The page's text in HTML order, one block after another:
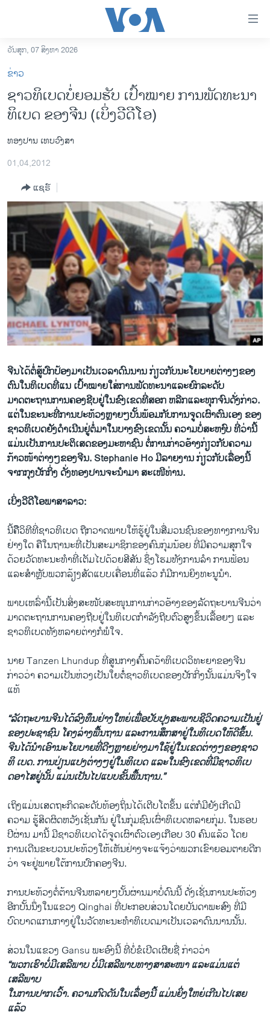
ເຂົ້າ
ຫາ
ຂ້າມ
ຂ້າມ
ຫາ
ຊອກ
ຄົ້ນ
ອາເມຣິກາ
ຂ່າວ​ຈີນ
ໂລກ
ເອເຊຍ
ອິດສະຫຼະພາບດ້ານການຂ່າວ
ຊີວິດຊາວລາວ
ຊຸມຊົນຊາວລາວ
ວິທະຍາສາດ-ເທັກໂນໂລຈີ
ທຸລະກິດ
ພາສາອັງກິດ
ວີດີໂອ
ສຽງ
ລາຍການກະຈາຍສຽງ
ລາຍງານ
ຕິດຕາມພວກເຮົາ ທີ່
ພາສາຕ່າງໆ
ວັນສຸກ, 07 ສິງຫາ 2026
ຂ່າວ
ຊາວທິເບດບໍ່ຍອມຮັບ ເປົ້າໝາຍ ການພັດທະນາ
ທິເບດ ຂອງຈີນ (ເບິ່ງວີດີໂອ)
ທອງປານ ເທບວົງສາ
01,04,2012
ແຊຣ໌
ຈີນໄດ້​ຕໍ່ສູ້​ປົກ​ປ້ອງ​ມາ​ເປັນ​ເວລາ​ດົນ​ນານ ກ່ຽວ​ກັບນະ​​ໂຍບາຍຕ່າງໆຂອງ
ຕົນ​​ໃນທິ​ເບ​ດທີ່​ແນ​ ເປົ້າໝາຍໃສ່​ການ​ພັດທະນາ​ແລະ​ຍົກ​ລະດັບ​
ມາດຕະຖານ​ການ​ຄອງ​ຊີບຢູ່​ໃນ​ຂົງເຂດທີ່ສອກ ຫລີກແລະ​​ທຸກ​ຈົນດັ່ງກ່າວ. ​
ແຕ່​ໃນ​ຂະນະ​ທີ່​ການ​ປະ​ທ້ວງ​ຫຼາຍໆ​ບັ້ນ​ພ້ອມ​ກັບ​ການ​ຈູດ​ເຜົາ​ຕົນ​ເອງ​ ຂອງ​
ຊາວ​ທິ​ເບ​ດຍັງ​ດຳ​ເນີນ​ຢູ່​ຕໍ່​ມາໃນ​ບາງຂົງ​ເຂດນັ້ນ ຄວາມ​ບໍ່ສະຫງົບ ທີ່​ວ່າ​ນີ້ ​
ແມ່ນ​ເປັນ​ການ​ປະຕິ​ເສດຂອງ​ມະຫາຊົນ ຕໍ່​ການ​ກ່າວ​ອ້າງ​ກ່ຽວ​ກັບ​ຄວາມ​
ກ້າວໜ້າ​ຕ່າງໆ​ຂອງຈີນ. Stephanie Ho ມີ​ລາຍ​ງານ​ ກ່ຽວ​ກັບ​ເລື່ອງ​ນີ້
ຈາກ​ກຸງ​ປັກ​ກິ່ງ ດັ່ງ​ທອງປານຈະ​ນຳມາ ສະ​ເໜີ​ທ່ານ​.
ເບິ່ງວີດີໂອພາສາລາວ:
ນີ້​ຄືືວິ​ທີ​ທີ່​ຊາວ​ທິ​ເບ​ດ ຖືກ​ວາດ​ພາບໃຫ້​ຮູ້​ຢູ່​ໃນ​ສື່​ມວນ​ຊົນ​ຂອງທາງ​ການ​ຈີນ
ຢ່າງ​ໃດ ຄືໃນ​ຖານະທີ່​ເປັນ​ສະມາຊິກ​ຂອງຄົນ​ກຸ່ມ​ນ້ອຍ ​ທີ່​ມີ​ຄວາມ​ສຸກ​ໃຈ
ດ້ວຍ​ວັດທະນະທໍາ​ທີ່ເຕັມ​ໄປ​ດ້ວຍ​ສີສັນ ຊຶ່ງ​ໂຮມ​ທັງການ​ລໍາ ການ​ຟ້ອນ ​
ແລະສຳ​ຫຼັບພວກ​ລ້ຽງສັດ​ແບບ​ເຄື່ອນ​ທີ່​ແລ້ວ ກໍ​ມີການ​ຍິງທະນູນຳ.
ພາບ​ເຫລົ່ານີ້​ເປັນ​ສິ່ງ​ສະ​ໜັບສະ​ໜຸນ​ການ​ກ່າວອ້າງ​ຂອງ​ລັດຖະບານ​ຈີນ​ວ່າ
ມາດຕະຖານ​ການ​ຄອງ​ຖີບ​ຢູ່​ໃນ​ທິ​ເບ​ດກໍາລັງ​ຖີບ​ຕົວ​ສູງ​ຂຶ້ນ​ເລື້ອຍໆ ​ແລະ​
ຊາວ​ທິ​ເບ​ດທັງຫລາຍຕ່າງ​ກໍ​ພໍໃຈ.
ນາຍ Tanzen Lhundup ທີ່​ສູນ​ກາງ​ຄົ້ນຄວ້າ​ທິ​ເບ​ດວິທະຍາ​ຂອງ​ຈີນ
ກ່າວ​ວ່າ ​ຄວາມ​ເປັນ​ຫ່ວງ​ເປັນ​ໃຍ​ຕໍໍ່ຊາວ​ທິ​ເບ​ດຂອງ​ປັກ​ກິ່ງ​ນັ້ນ​ແມ່ນ​ຈິງໃຈ
ແທ້
“ລັດຖະບານ​ຈີນ​ໄດ້​ລົງທຶນ​ຢ່າງໃຫຍ່ເພື່ອ​ປັບປຸງ​ສະພາບ​ຊີວິດຄວາມ​ເປັນ​ຢູ່​
ຂອງ​ປະຊາ​ຊົນ​ ​ໂຄງ​ລ່າງ​ພື້ນຖານ ​ແລະ​ການ​ສຶກສາຢູ່​ໃນ​ທິ​ເບ​ດໃຫ້​ດີ​ຂຶ້ນ.
ຈີນ​ໄດ້​ນໍາ​ເອົາ​ນະ​ໂຍບາຍ​ທີ່​ດີໆ​ຫຼາຍຢ່າງມາ​ໃຊ້​ຢູ່​ໃນເຂດ​ຕ່າງໆ​ຂອງ​ຊາວ
ທິ ເບ​ດ. ການ​ປ່ຽນ​ແປງ​ຕ່າງໆ​ຢູ່​ໃນ​ທິ​ເບ​ດ ​ແລະ​ໃນ​ຂົງ​ເຂດທີ່​ມີ​ຊາວທິ​ເບ​
ດອາ​ໄສ​ຢູ່ນັ້ນ ​ແມ່ນ​ເປັນ​ໄປ​ແບບຂັ້ນພື້ນຖານ.”
ເຖິງ​ແມ່ນ​ເສດຖະກິດລະດັບ​ທ້ອງ​ຖິ່ນ​ໄດ້​ເຕີບ​ໂຕ​ຂຶ້ນ ​ແຕ່​ກໍ​ມີ​ຍັງ​ເກີດ​ມີ​
ຄວາມ ຮູ້​ສິດ​ຜິດ​ຫວັງເຊັ່ນ​ກັນ ຢູ່​ໃນ​ກຸ່ມ​ຊົນ​ເຜົ່າ​ທິ​ເບ​ດຫລາຍ​ກຸ່ມ. ​ໃນຮອບ
ປີຜ່ານ ມາ​ນີ້ ມີ​ຊາວ​ທິ​ເບ​ດ​ໄດ້ຈູດ​ເຜົາ​ຕົວ​ເອງເກືອບ 30 ຄົນ​ແລ້ວ ​ໂດຍ​
ການ​ເດີນ​ຂະ​ບວນປະ​ທ້ວງ​ໃຫ້​ເຫັນ​ຢ່າງຈະ​ແຈ້ງ​ວ່າ​ພວກ​ເຂົາ​ຍອມ​ຕາຍ​ດີກ​
ວ່າ ຈະ​ຢູ່​ພາຍ​ໃຕ້​ການ​ປົກຄອງ​ຈີນ.
ການ​ປະ​ທ້ວງ​ຕໍ່ຕ້ານ​ຈີນ​ຫລາຍໆ​ບັ້ນ​ຜ່ານ​ມາ​ບໍ່​ດົນ​ນີ້ ດັ່ງ​ເຊັ່ນ​ການ​ປະ​ທ້ວງ
ອີກ​ບັ້ນ​ນຶ່ງໃນ​ແຂວງ Qinghai ທີ່ປະ​ກອບ​ສ່ວນ​ໂດຍ​ບັນດາ​ພະສົງ ທີ່​ມີ​
ບົດບາດ​ແກນ​ກາງຢູ່​ໃນ​ວັດທະນະ​ທໍາ​ທິ​ເບ​ດມາ​ເປັນ​ເວລາ​ດົນ​ນານນັ້ນ.
ສ່ວນ​ໃນ​ແຂວງ Gansu ພະ​ອົງ​ນີ້ ​ທີ່ບໍ່​ຂໍ​ເປີດ​ເຜີຍ​ຊື່ ກ່າວ​ວ່າ
“ພວກ​ເຮົາ​ບໍ່​ມີ​ເສລີພາບ ບໍ່​ມີ​ເສລີພາບ​ທາງ​ສາສະໜາ ​ແລະ​ແມ່ນ​ແຕ່​
ເສລີພາບ​
ໃນ​ການ​ປາກ​ເວົ້າ. ຄວາ​ມກົດ​ດັນ​ໃນ​ເລຶ່ອງນີ້​ ແມ່ນ​ຍິ່ງ​ໃຫຍ່​ເກີນ​ໄປ​ເສຍ​
ແລ້ວ